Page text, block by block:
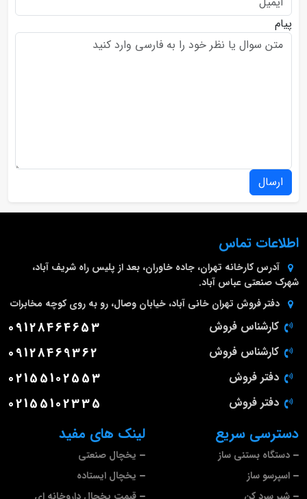
پیام
ارسال
لینک های مفید
یخچال صنعتی
یخچال ایستاده
دسترسی سریع
دستگاه بستنی ساز
اسپرسو ساز
اطلاعات تماس
آدرس کارخانه تهران، جاده خاوران، بعد از پلیس راه شریف آباد،
شهرک صنعتی عباس آباد.
دفتر فروش تهران خانی آباد، خیابان وصال، رو به روی کوچه مخابرات
کارشناس فروش 09128464653
کارشناس فروش 09128469362
دفتر فروش 02155102553
دفتر فروش 02155102335